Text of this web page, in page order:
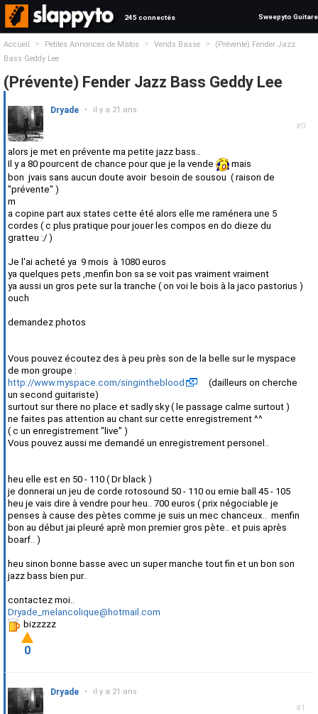
245 connectés Sweepyto Guitare
Accueil > Petites Annonces de Matos > Vends Basse >
(Prévente) Fender Jazz
Bass Geddy Lee
(Prévente) Fender Jazz Bass Geddy Lee
#0
Dryade • il y a 21 ans
alors je met en prévente ma petite jazz bass..
Il y a 80 pourcent de chance pour que je la vende
mais
bon jvais sans aucun doute avoir besoin de sousou ( raison de
"prévente" )
m
a copine part aux states cette été alors elle me raménera une 5
cordes ( c plus pratique pour jouer les compos en do dieze du
gratteu :/ )
Je l'ai acheté ya 9 mois à 1080 euros
ya quelques pets ,menfin bon sa se voit pas vraiment vraiment
ya aussi un gros pete sur la tranche ( on voi le bois à la jaco pastorius )
ouch
demandez photos
Vous pouvez écoutez des à peu près son de la belle sur le myspace
de mon groupe :
http://www.myspace.com/singintheblood
(dailleurs on cherche
un second guitariste)
surtout sur there no place et sadly sky ( le passage calme surtout )
ne faites pas attention au chant sur cette enregistrement ^^
( c un enregistrement "live" )
Vous pouvez aussi me demandé un enregistrement personel..
heu elle est en 50 - 110 ( Dr black )
je donnerai un jeu de corde rotosound 50 - 110 ou ernie ball 45 - 105
heu je vais dire à vendre pour heu.. 700 euros ( prix négociable je
penses à cause des pètes comme je suis un mec chanceux.. menfin
bon au début jai pleuré aprè mon premier gros pète.. et puis après
boarf.. )
heu sinon bonne basse avec un super manche tout fin et un bon son
jazz bass bien pur..
contactez moi..
Dryade_melancolique@hotmail.com
bizzzzz
0
#1
Dryade • il y a 21 ans